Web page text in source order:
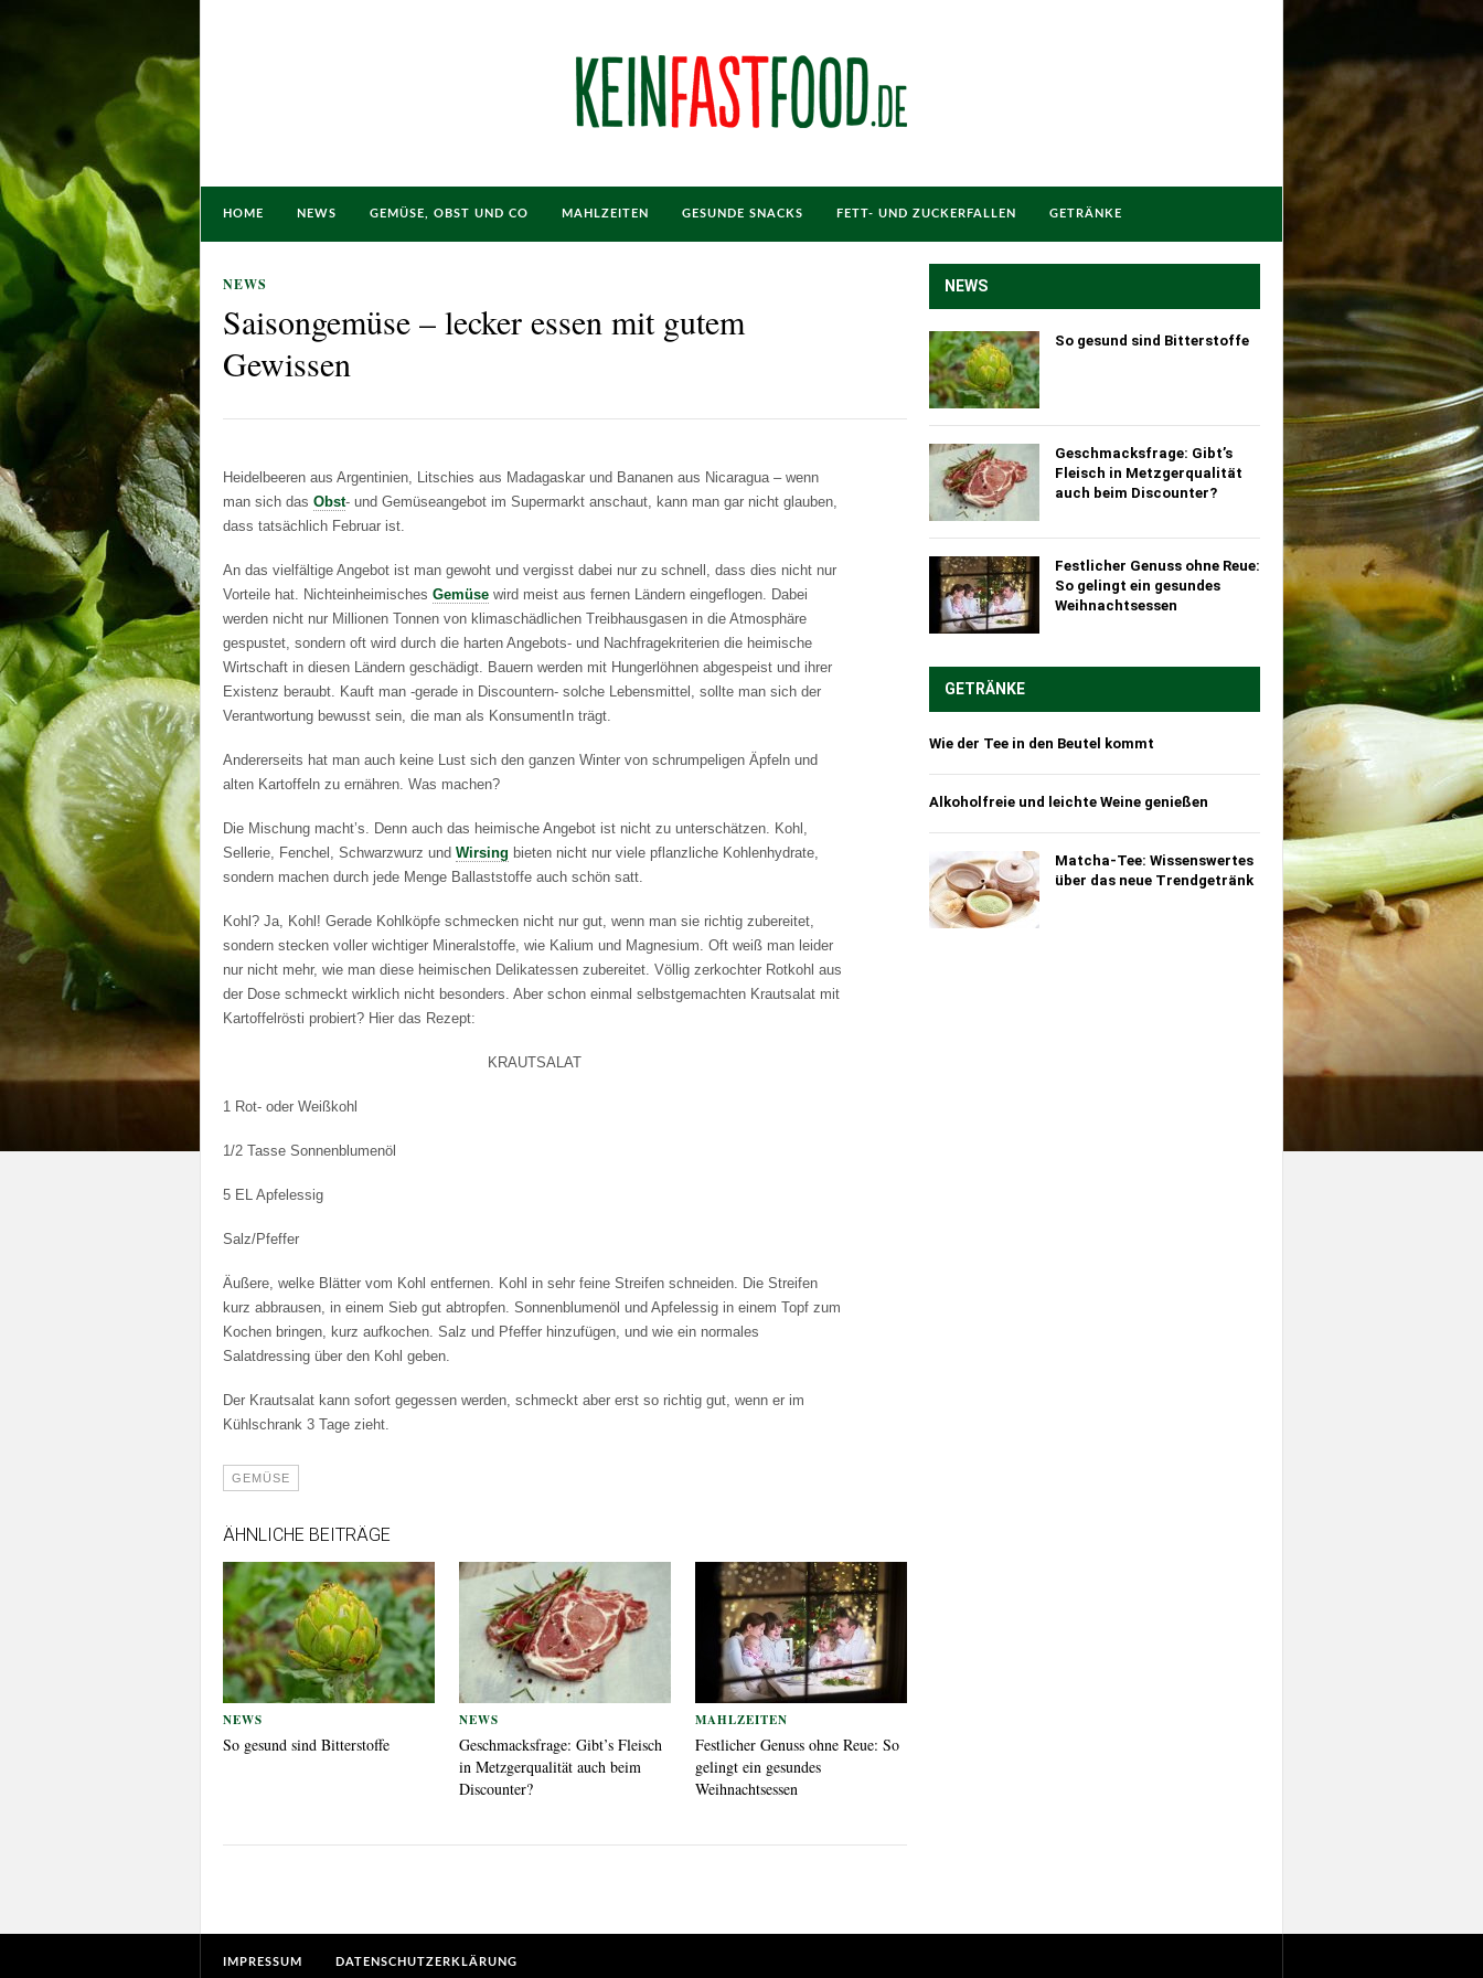
HOME NEWS GEMÜSE, OBST UND CO MAHLZEITEN GESUNDE SNACKS FETT- UND ZUCKERFALLEN GETRÄNKE
NEWS
Saisongemüse – lecker essen mit gutem
Gewissen
Heidelbeeren aus Argentinien, Litschies aus Madagaskar und Bananen aus Nicaragua – wenn
man sich das Obst- und Gemüseangebot im Supermarkt anschaut, kann man gar nicht glauben,
dass tatsächlich Februar ist.
An das vielfältige Angebot ist man gewoht und vergisst dabei nur zu schnell, dass dies nicht nur
Vorteile hat. Nichteinheimisches Gemüse wird meist aus fernen Ländern eingeflogen. Dabei
werden nicht nur Millionen Tonnen von klimaschädlichen Treibhausgasen in die Atmosphäre
gespustet, sondern oft wird durch die harten Angebots- und Nachfragekriterien die heimische
Wirtschaft in diesen Ländern geschädigt. Bauern werden mit Hungerlöhnen abgespeist und ihrer
Existenz beraubt. Kauft man -gerade in Discountern- solche Lebensmittel, sollte man sich der
Verantwortung bewusst sein, die man als KonsumentIn trägt.
Andererseits hat man auch keine Lust sich den ganzen Winter von schrumpeligen Äpfeln und
alten Kartoffeln zu ernähren. Was machen?
Die Mischung macht’s. Denn auch das heimische Angebot ist nicht zu unterschätzen. Kohl,
Sellerie, Fenchel, Schwarzwurz und Wirsing bieten nicht nur viele pflanzliche Kohlenhydrate,
sondern machen durch jede Menge Ballaststoffe auch schön satt.
Kohl? Ja, Kohl! Gerade Kohlköpfe schmecken nicht nur gut, wenn man sie richtig zubereitet,
sondern stecken voller wichtiger Mineralstoffe, wie Kalium und Magnesium. Oft weiß man leider
nur nicht mehr, wie man diese heimischen Delikatessen zubereitet. Völlig zerkochter Rotkohl aus
der Dose schmeckt wirklich nicht besonders. Aber schon einmal selbstgemachten Krautsalat mit
Kartoffelrösti probiert? Hier das Rezept:
KRAUTSALAT
1 Rot- oder Weißkohl
1/2 Tasse Sonnenblumenöl
5 EL Apfelessig
Salz/Pfeffer
Äußere, welke Blätter vom Kohl entfernen. Kohl in sehr feine Streifen schneiden. Die Streifen
kurz abbrausen, in einem Sieb gut abtropfen. Sonnenblumenöl und Apfelessig in einem Topf zum
Kochen bringen, kurz aufkochen. Salz und Pfeffer hinzufügen, und wie ein normales
Salatdressing über den Kohl geben.
Der Krautsalat kann sofort gegessen werden, schmeckt aber erst so richtig gut, wenn er im
Kühlschrank 3 Tage zieht.
GEMÜSE
ÄHNLICHE BEITRÄGE
NEWS
So gesund sind Bitterstoffe
NEWS
Geschmacksfrage: Gibt’s Fleisch
in Metzgerqualität auch beim
Discounter?
MAHLZEITEN
Festlicher Genuss ohne Reue: So
gelingt ein gesundes
Weihnachtsessen
NEWS
So gesund sind Bitterstoffe
Geschmacksfrage: Gibt’s
Fleisch in Metzgerqualität
auch beim Discounter?
Festlicher Genuss ohne Reue:
So gelingt ein gesundes
Weihnachtsessen
GETRÄNKE
Wie der Tee in den Beutel kommt
Alkoholfreie und leichte Weine genießen
Matcha-Tee: Wissenswertes
über das neue Trendgetränk
IMPRESSUM DATENSCHUTZERKLÄRUNG